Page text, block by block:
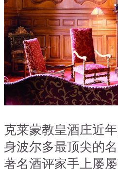
克莱蒙教皇酒庄近
身波尔多最顶尖的
著名酒评家手上屡